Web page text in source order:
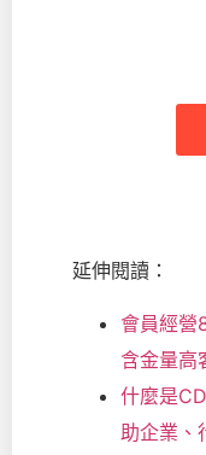
延伸閱讀：
會員經營
含金量高
什麼是
助企業、